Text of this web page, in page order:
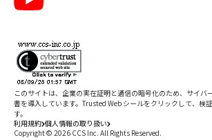
利用規約 個人情報の取り扱い
Copyright © 2026 CCS Inc. All Rights Reserved.
このサイトは、企業の実在証明と通信の暗号化のため、サイバ
書を導入しています。Trusted Web シールをクリックして、検
す。